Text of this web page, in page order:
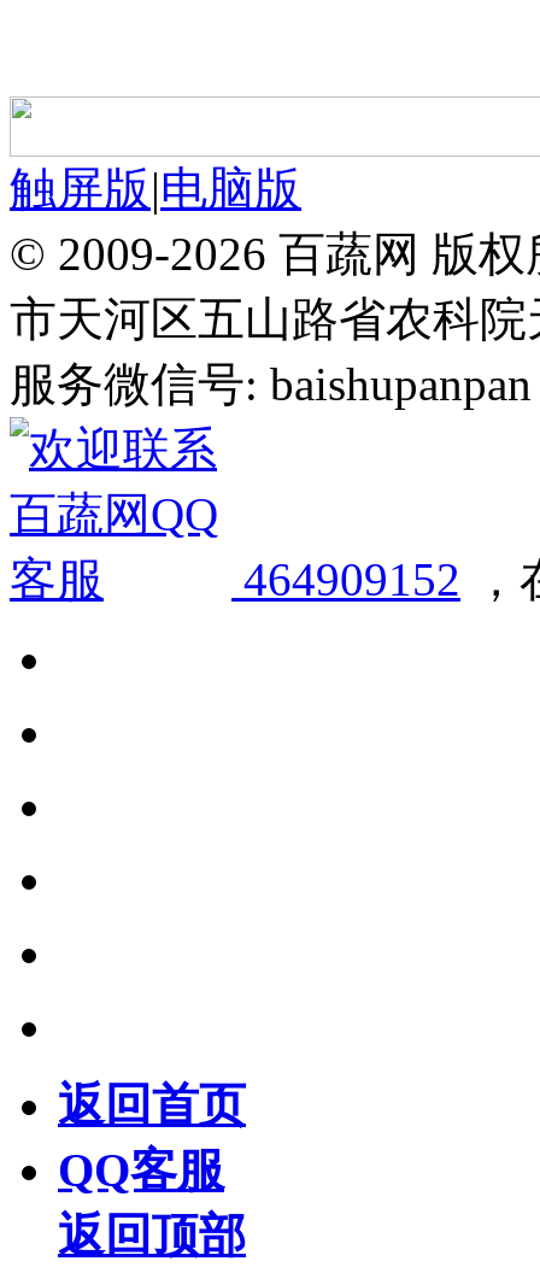
触屏版|电脑版
© 2009-2026 百蔬网 版
市天河区五山路省农科院
服务微信号:
464909152
返回首页
QQ客服
返回顶部